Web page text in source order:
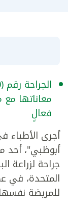
معاناتها
فعالٍ
أجرى
أبوظبي"، أحد
جراحة لزراعة
المتحدة، في
للمريضة